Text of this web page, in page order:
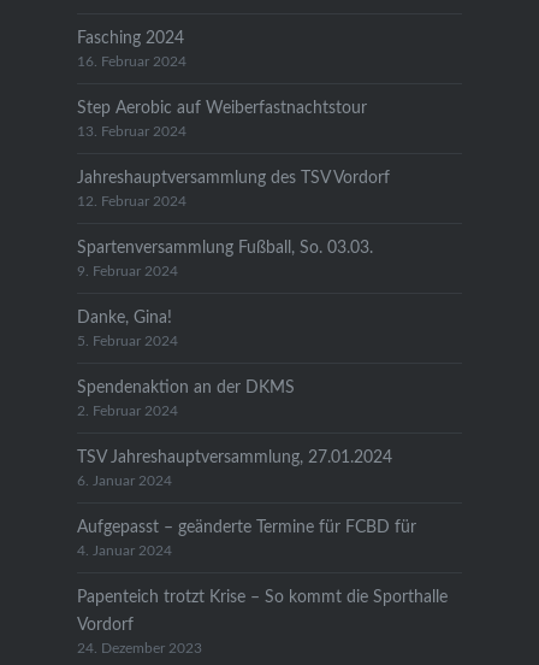
Fasching 2024
16. Februar 2024
Step Aerobic auf Weiberfastnachtstour
13. Februar 2024
Jahreshauptversammlung des TSV Vordorf
12. Februar 2024
Spartenversammlung Fußball, So. 03.03.
9. Februar 2024
Danke, Gina!
5. Februar 2024
Spendenaktion an der DKMS
2. Februar 2024
TSV Jahreshauptversammlung, 27.01.2024
6. Januar 2024
Aufgepasst – geänderte Termine für FCBD für
4. Januar 2024
Papenteich trotzt Krise – So kommt die Sporthalle
Vordorf
24. Dezember 2023